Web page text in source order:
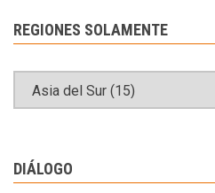
REGIONES SOLAMENTE
DIÁLOGO